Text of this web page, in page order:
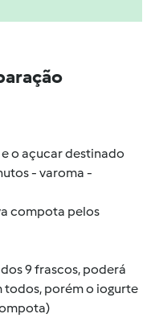
o açucar destinado
- varoma -
compota pelos
9 frascos, poderá
todos, porém o iogurte